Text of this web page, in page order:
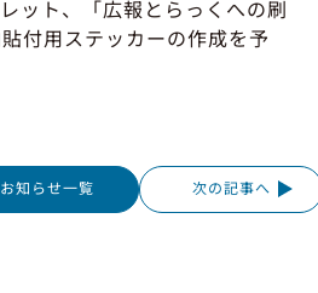
ット、「広報とらっくへの刷
付用ステッカーの作成を予
お知らせ一覧 次の記事へ